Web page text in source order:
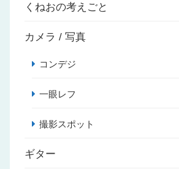
くねおの考えごと
カメラ / 写真
コンデジ
一眼レフ
撮影スポット
ギター